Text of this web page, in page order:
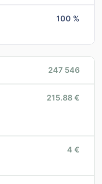
100 %
247 546
215.88 €
4 €